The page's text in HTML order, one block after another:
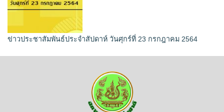
ข่าวประชาสัมพันธ์ประจำสัปดาห์ วันศุกร์ที่ 23 กรกฎาคม 2564